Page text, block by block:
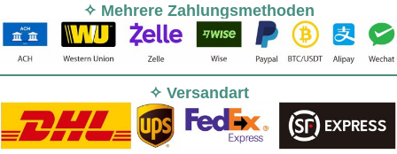
✧ Mehrere Zahlungsmethoden
✧ Versandart